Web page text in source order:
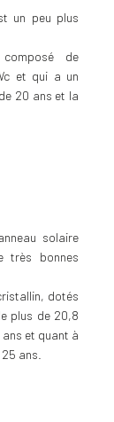
un peu plus
de
et qui a un
20 ans et la
solaire
très bonnes
dotés
plus de 20,8
et quant à
ans.